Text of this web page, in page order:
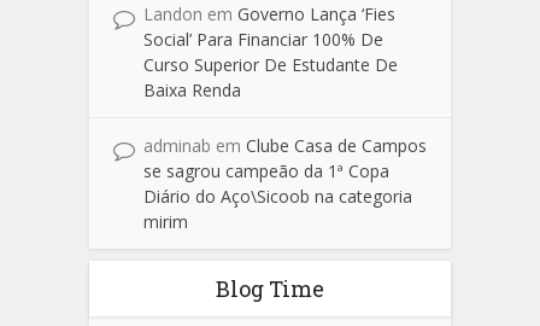
Landon em Governo Lança ‘Fies
Social’ Para Financiar 100% De
Curso Superior De Estudante De
Baixa Renda
adminab em Clube Casa de Campos
se sagrou campeão da 1ª Copa
Diário do Aço\Sicoob na categoria
mirim
Blog Time